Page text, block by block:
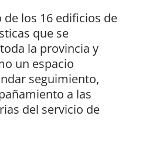
de los 16 edificios de
que se
la provincia y
un espacio
seguimiento,
a las
del servicio de